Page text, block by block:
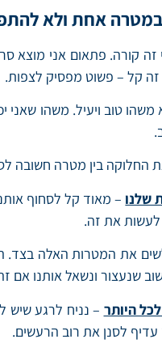
אחת ולא
זה קורה. פתאום אני
קל – פשוט מפסיק לצפות.
טוב ויעיל. משהו שאני
בין מטרה חשובה
שלנו – מאוד קל לסחוף
לעשות את זה.
את המטרות האלה בצד.
שנעצור ונשאל אותנו אם
היותר – נניח לרגע שיש
עדיף לסנן את רוב הרעשים.